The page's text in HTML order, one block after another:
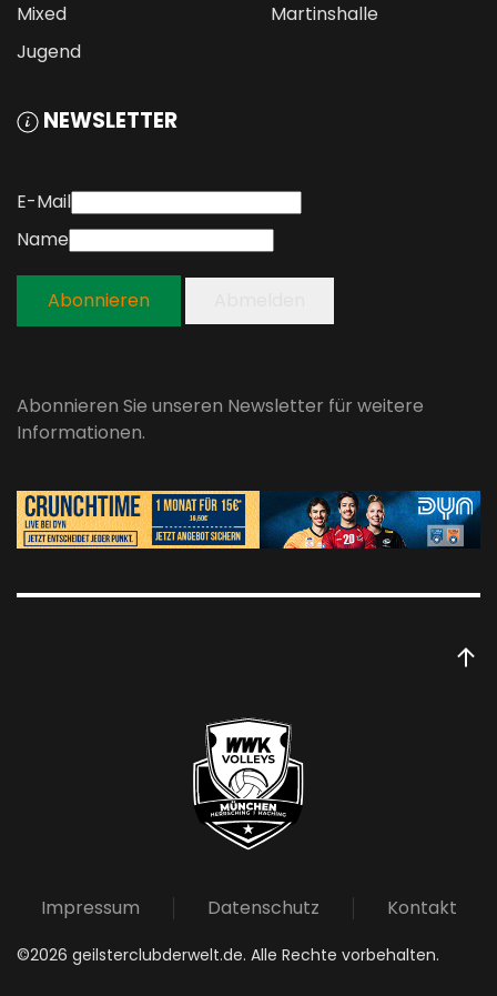
Mixed
Jugend
Martinshalle
NEWSLETTER
E-Mail
Name
Abonnieren
Abonnieren Sie unseren Newsletter für weitere
Informationen.
Impressum Datenschutz Kontakt
©2026 geilsterclubderwelt.de. Alle Rechte vorbehalten.